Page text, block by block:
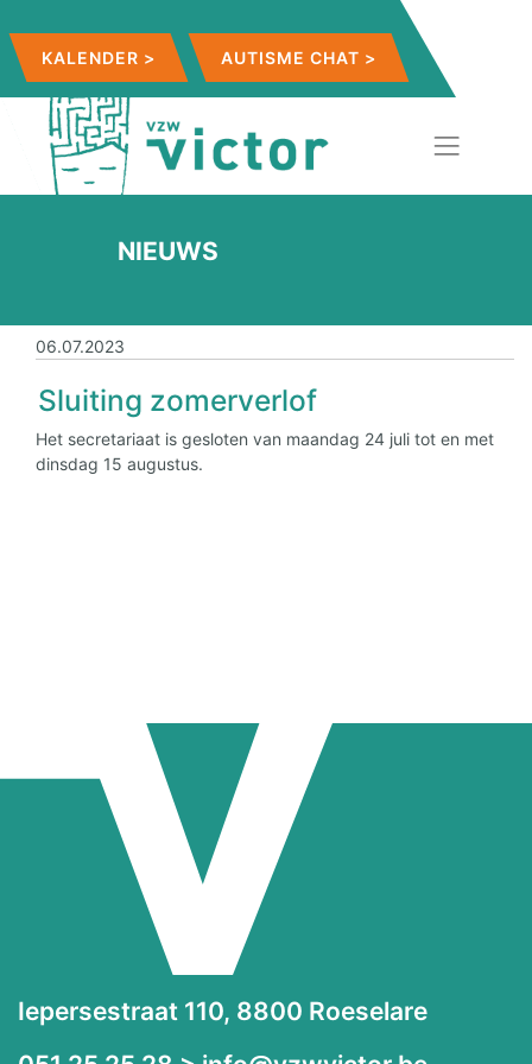
KALENDER > AUTISME CHAT >
NIEUWS
06.07.2023
Sluiting zomerverlof
Het secretariaat is gesloten van maandag 24 juli tot en met
dinsdag 15 augustus.
Iepersestraat 110, 8800 Roeselare